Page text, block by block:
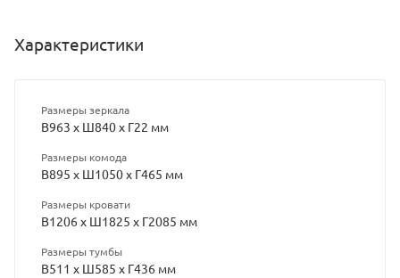
Характеристики
Размеры зеркала
В963 х Ш840 х Г22 мм
Размеры комода
В895 х Ш1050 х Г465 мм
Размеры кровати
В1206 х Ш1825 х Г2085 мм
Размеры тумбы
В511 х Ш585 х Г436 мм